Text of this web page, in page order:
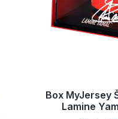
Box MyJersey
Lamine